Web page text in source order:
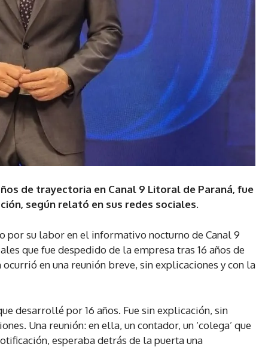
de trayectoria en Canal 9 Litoral de Paraná, fue
según relató en sus redes sociales.
por su labor en el informativo nocturno de Canal 9
que fue despedido de la empresa tras 16 años de
en una reunión breve, sin explicaciones y con la
desarrollé por 16 años. Fue sin explicación, sin
Una reunión: en ella, un contador, un ‘colega’ que
esperaba detrás de la puerta una